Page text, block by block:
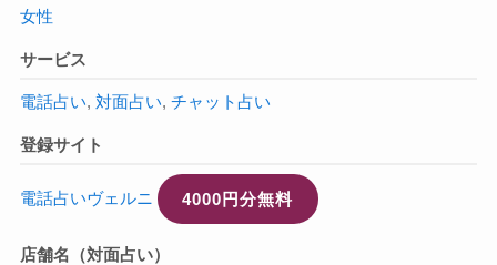
女性
サービス
電話占い, 対面占い, チャット占い
登録サイト
電話占いヴェルニ 4000円分無料
店舗名（対面占い）